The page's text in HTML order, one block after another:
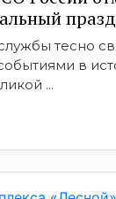
тесно
в
...